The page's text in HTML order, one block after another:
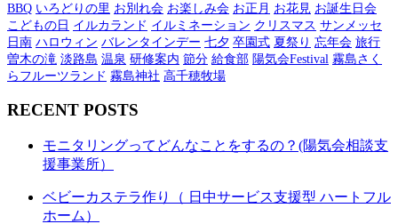
BBQ いろどりの里 お別れ会 お楽しみ会 お正月 お花見 お誕生日会
こどもの日 イルカランド イルミネーション クリスマス サンメッセ
日南 ハロウィン バレンタインデー 七夕 卒園式 夏祭り 忘年会 旅行
曽木の滝 淡路島 温泉 研修案内 節分 給食部 陽気会Festival 霧島さく
らフルーツランド 霧島神社 高千穂牧場
RECENT POSTS
モニタリングってどんなことをするの？(陽気会相談支
援事業所）
ベビーカステラ作り（ 日中サービス支援型 ハートフル
ホーム）